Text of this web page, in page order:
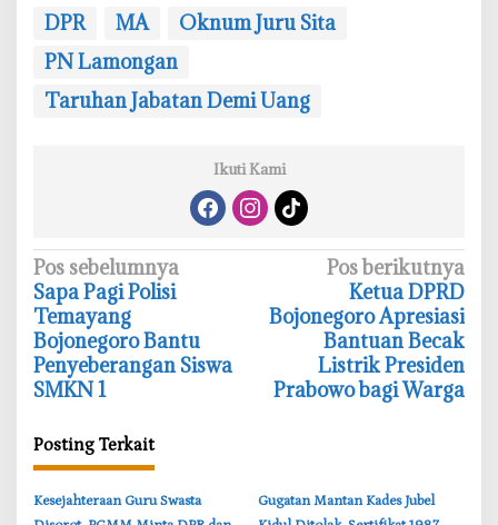
DPR MA
Oknum Juru Sita
PN Lamongan
‎Taruhan Jabatan Demi Uang
Ikuti Kami
N
a
v
i
g
s
i
Pos sebelumnya
Sapa Pagi Polisi
Temayang
Bojonegoro Bantu
Penyeberangan Siswa
SMKN 1
Pos berikutnya
‎Ketua DPRD
Bojonegoro Apresiasi
Bantuan Becak
Listrik Presiden
Prabowo bagi Warga
Posting Terkait
‎Kesejahteraan Guru Swasta
Gugatan Mantan Kades Jubel